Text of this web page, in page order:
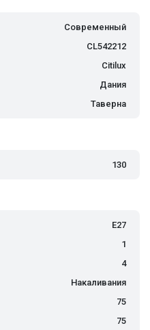
Современный
CL542212
Citilux
Дания
Таверна
130
E27
1
4
Накаливания
75
75